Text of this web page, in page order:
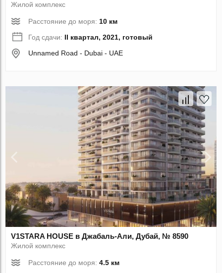
Жилой комплекс
Расстояние до моря:10 км
Год сдачи: II квартал, 2021, готовый
Unnamed Road - Dubai - UAE
V1STARA HOUSE в Джабаль-Али, Дубай, № 8590
Жилой комплекс
Расстояние до моря:4.5 км